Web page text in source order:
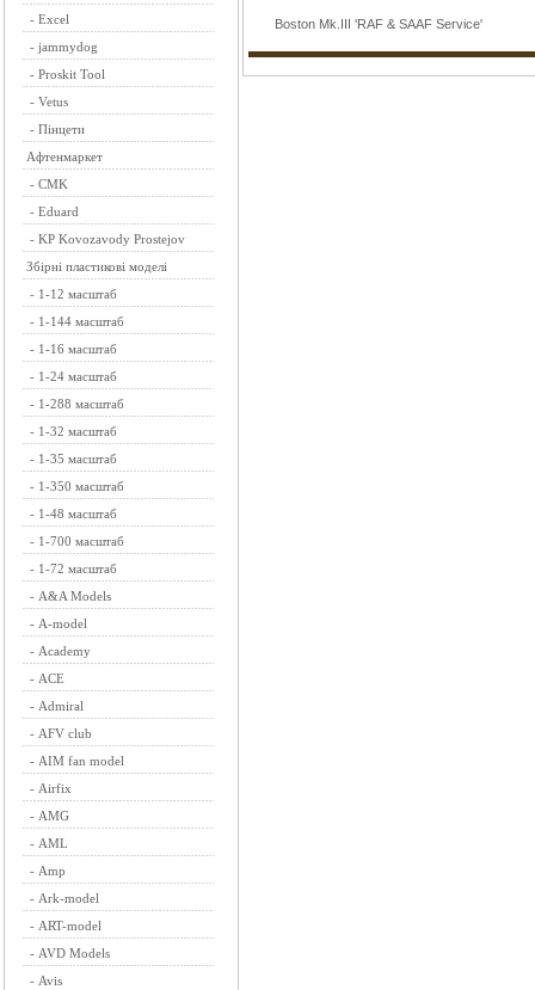
- Excel
- jammydog
- Proskit Tool
- Vetus
- Пінцети
Афтенмаркет
- CMK
- Eduard
- KP Kovozavody Prostejov
Збірні пластикові моделі
- 1-12 масштаб
- 1-144 масштаб
- 1-16 масштаб
- 1-24 масштаб
- 1-288 масштаб
- 1-32 масштаб
- 1-35 масштаб
- 1-350 масштаб
- 1-48 масштаб
- 1-700 масштаб
- 1-72 масштаб
- A&A Models
- A-model
- Academy
- ACE
- Admiral
- AFV club
- AIM fan model
- Airfix
- AMG
- AML
- Amp
- Ark-model
- ART-model
- AVD Models
- Avis
Boston Mk.III 'RAF & SAAF Service'